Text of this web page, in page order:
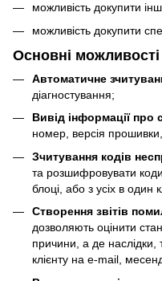
можливість докупити
можливість докупити
Основні
Автоматичне
діагностування;
Вивід інформації про
номер, версія
Зчитування кодів
та розшифровувати
блоці, або з усіх в один
Створення звітів
дозволяють оцінити
причини, а де наслідки,
клієнту на e-mail,